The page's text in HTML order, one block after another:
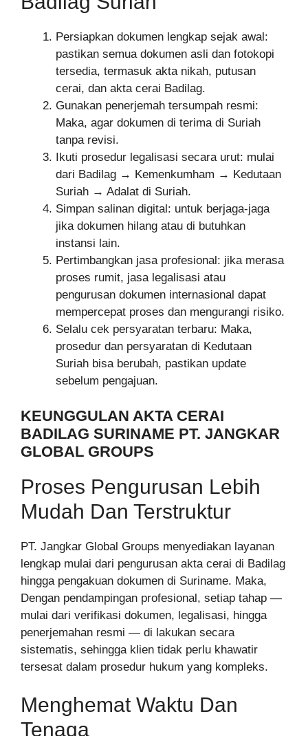
Persiapkan dokumen lengkap sejak awal:
pastikan semua dokumen asli dan fotokopi
tersedia, termasuk akta nikah, putusan
cerai, dan akta cerai Badilag.
Gunakan penerjemah tersumpah resmi:
Maka, agar dokumen di terima di Suriah
tanpa revisi.
Ikuti prosedur legalisasi secara urut: mulai
dari Badilag → Kemenkumham → Kedutaan
Suriah → Adalat di Suriah.
Simpan salinan digital: untuk berjaga-jaga
jika dokumen hilang atau di butuhkan
instansi lain.
Pertimbangkan jasa profesional: jika merasa
proses rumit, jasa legalisasi atau
pengurusan dokumen internasional dapat
mempercepat proses dan mengurangi risiko.
Selalu cek persyaratan terbaru: Maka,
prosedur dan persyaratan di Kedutaan
Suriah bisa berubah, pastikan update
sebelum pengajuan.
KEUNGGULAN AKTA CERAI
BADILAG SURINAME PT. JANGKAR
GLOBAL GROUPS
Proses Pengurusan Lebih
Mudah Dan Terstruktur
PT. Jangkar Global Groups menyediakan layanan
lengkap mulai dari pengurusan akta cerai di Badilag
hingga pengakuan dokumen di Suriname. Maka,
Dengan pendampingan profesional, setiap tahap —
mulai dari verifikasi dokumen, legalisasi, hingga
penerjemahan resmi — di lakukan secara
sistematis, sehingga klien tidak perlu khawatir
tersesat dalam prosedur hukum yang kompleks.
Menghemat Waktu Dan
Tenaga